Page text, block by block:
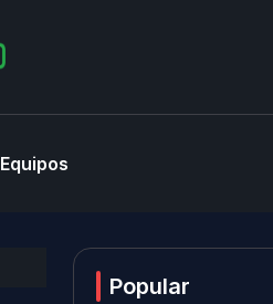
Equipos
Popular